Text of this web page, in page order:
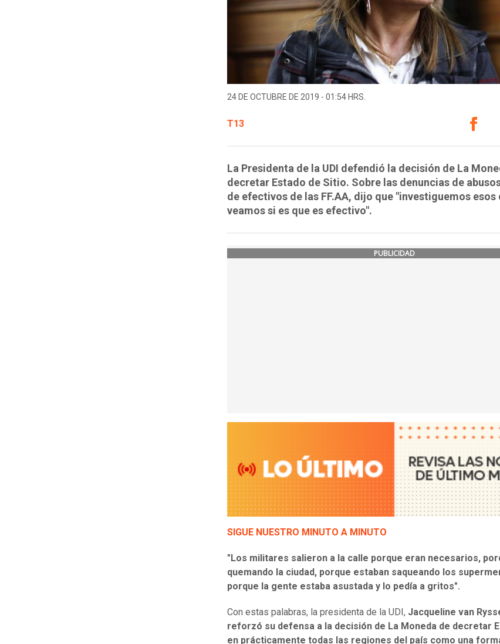
24 DE OCTUBRE DE 2019 - 01:54 HRS.
T13
La Presidenta de la UDI defendió la decisión de La
decretar Estado de Sitio. Sobre las denuncias de
de efectivos de las FF.AA, dijo que "investiguemos esos
veamos si es que es efectivo".
PUBLICIDAD
SIGUE NUESTRO MINUTO A MINUTO
"Los militares salieron a la calle porque eran necesarios,
quemando la ciudad, porque estaban saqueando los
porque la gente estaba asustada y lo pedía a gritos".
Con estas palabras, la presidenta de la UDI, Jacqueline van
reforzó su defensa a la decisión de La Moneda de decretar
en prácticamente todas las regiones del país como una